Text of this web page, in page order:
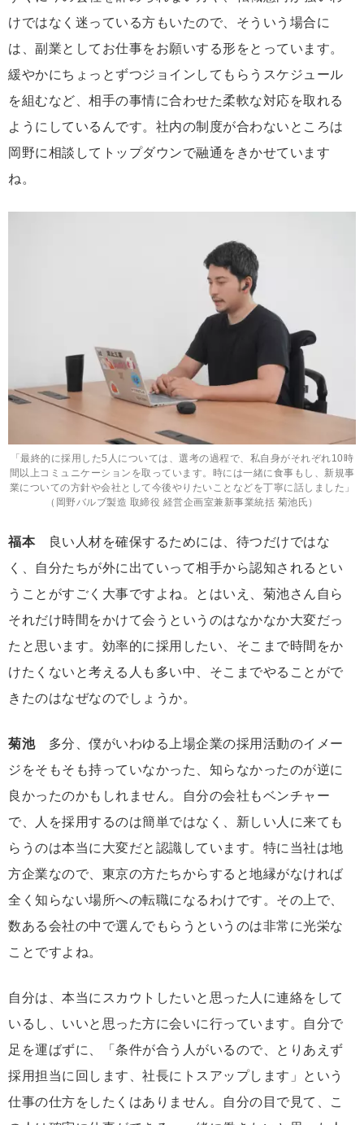
けではなく迷っている方もいたので、そういう場合に
は、副業としてお仕事をお願いする形をとっています。
緩やかにちょっとずつジョインしてもらうスケジュール
を組むなど、相手の事情に合わせた柔軟な対応を取れる
ようにしているんです。社内の制度が合わないところは
岡野に相談してトップダウンで融通をきかせています
ね。
「最終的に採用した5人については、選考の過程で、私自身がそれぞれ10時
間以上コミュニケーションを取っています。時には一緒に食事もし、新規事
業についての方針や会社として今後やりたいことなどを丁寧に話しました」
（岡野バルブ製造 取締役 経営企画室兼新事業統括 菊池氏）
福本良い人材を確保するためには、待つだけではな
く、自分たちが外に出ていって相手から認知されるとい
うことがすごく大事ですよね。とはいえ、菊池さん自ら
それだけ時間をかけて会うというのはなかなか大変だっ
たと思います。効率的に採用したい、そこまで時間をか
けたくないと考える人も多い中、そこまでやることがで
きたのはなぜなのでしょうか。
菊池多分、僕がいわゆる上場企業の採用活動のイメー
ジをそもそも持っていなかった、知らなかったのが逆に
良かったのかもしれません。自分の会社もベンチャー
で、人を採用するのは簡単ではなく、新しい人に来ても
らうのは本当に大変だと認識しています。特に当社は地
方企業なので、東京の方たちからすると地縁がなければ
全く知らない場所への転職になるわけです。その上で、
数ある会社の中で選んでもらうというのは非常に光栄な
ことですよね。
自分は、本当にスカウトしたいと思った人に連絡をして
いるし、いいと思った方に会いに行っています。自分で
足を運ばずに、「条件が合う人がいるので、とりあえず
採用担当に回します、社長にトスアップします」という
仕事の仕方をしたくはありません。自分の目で見て、こ